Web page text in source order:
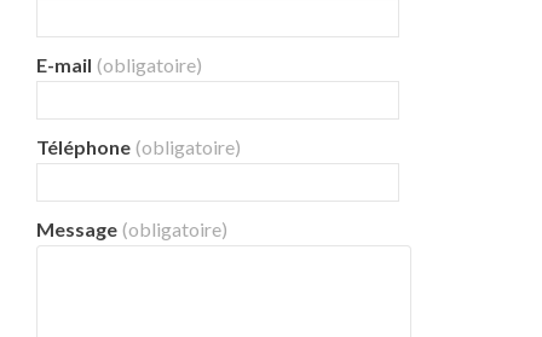
E-mail (obligatoire)
Téléphone (obligatoire)
Message (obligatoire)